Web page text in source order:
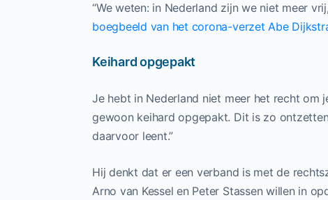
“We weten: in Nederland zijn we niet meer
boegbeeld van het corona-verzet Abe
Keihard opgepakt
Je hebt in Nederland niet meer het recht om
gewoon keihard opgepakt. Dit is zo
daarvoor leent.”
Hij denkt dat er een verband is met de
Arno van Kessel en Peter Stassen willen in